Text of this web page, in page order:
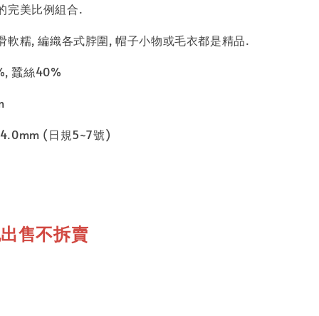
完美比例組合.
軟糯, 編織各式脖圍, 帽子小物或毛衣都是精品.
蠶絲40%
(日規5~7號)
售不拆賣